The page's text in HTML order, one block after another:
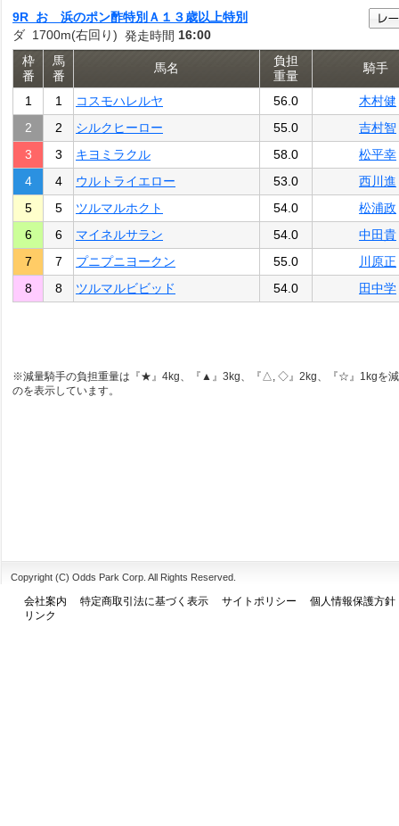
9R おゝ浜のポン酢特別Ａ１３歳以上特別
ダ 1700m(右回り) 発走時間 16:00
枠
番
馬
番
馬名
負担
重量
騎手
1 1 コスモハレルヤ 56.0
木村健
2
2 シルクヒーロー 55.0
吉村智
3
3 キヨミラクル 58.0
松平幸
4
4 ウルトライエロー 53.0
西川進
5
5 ツルマルホクト 54.0
松浦政
6
6 マイネルサラン 54.0
中田貴
7
7 プニプニヨークン 55.0
川原正
8
8 ツルマルビビッド 54.0 田中学
※減量騎手の負担重量は『★』4kg、『▲』3kg、『△, ◇』2kg、『☆』1kgを
のを表示しています。
Copyright (C) Odds Park Corp. All Rights Reserved.
会社案内 特定商取引法に基づく表示 サイトポリシー
個人情報保護方針
リンク